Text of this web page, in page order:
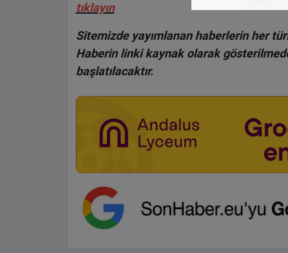
tıklayın
Sitemizde yayımlanan haberlerin her
Haberin linki kaynak olarak
başlatılacaktır.